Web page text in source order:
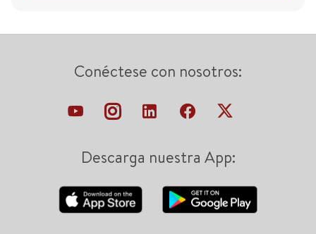
Conéctese con nosotros:
Descarga nuestra App: